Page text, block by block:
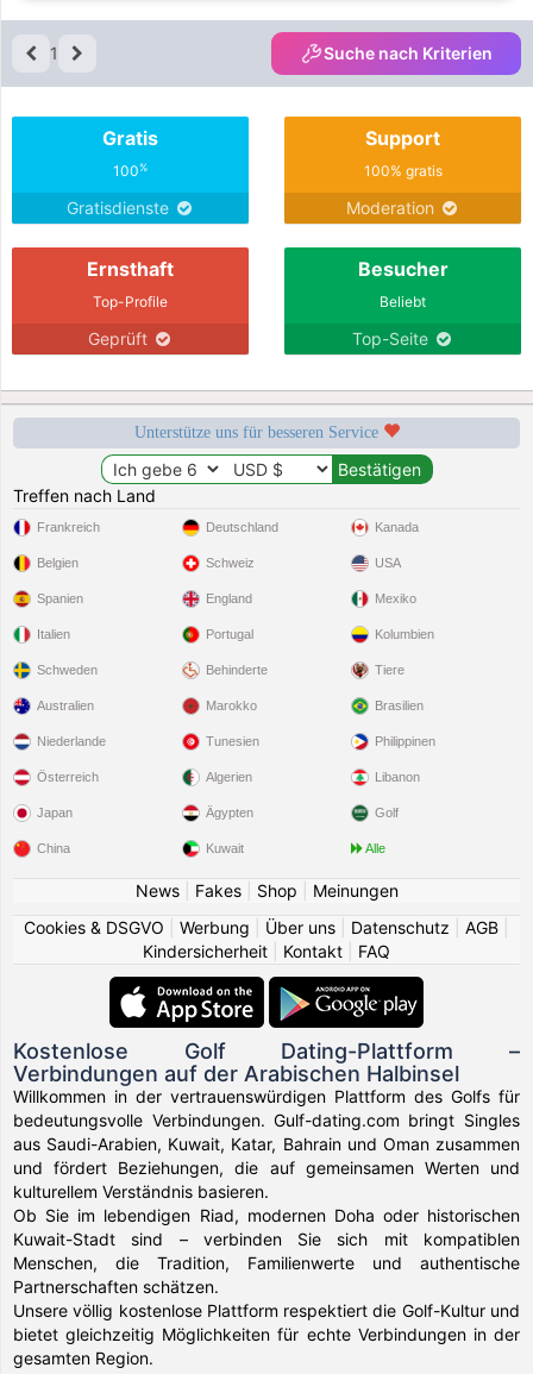
1 Suche nach Kriterien
Gratis
100%
Gratisdienste
Support
100% gratis
Moderation
Ernsthaft
Top-Profile
Geprüft
Besucher
Beliebt
Top-Seite
Unterstütze uns für besseren Service
Treffen nach Land
Frankreich
Belgien
Spanien
Italien
Schweden
Deutschland
Schweiz
England
Portugal
Behinderte
Kanada
USA
Mexiko
Kolumbien
Tiere
Australien
Niederlande
Österreich
Japan
China
Marokko
Tunesien
Algerien
Ägypten
Kuwait
Brasilien
Philippinen
Libanon
Golf
Alle
News| Fakes| Shop
Meinungen
Cookies & DSGVO
Werbung Über uns Datenschutz AGB
Kindersicherheit
Kontakt FAQ
Kostenlose Golf Dating-Plattform –
Verbindungen auf der Arabischen Halbinsel
Willkommen in der vertrauenswürdigen Plattform des Golfs für
bedeutungsvolle Verbindungen. Gulf-dating.com bringt Singles
aus Saudi-Arabien, Kuwait, Katar, Bahrain und Oman zusammen
und fördert Beziehungen, die auf gemeinsamen Werten und
kulturellem Verständnis basieren.
Ob Sie im lebendigen Riad, modernen Doha oder historischen
Kuwait-Stadt sind – verbinden Sie sich mit kompatiblen
Menschen, die Tradition, Familienwerte und authentische
Partnerschaften schätzen.
Unsere völlig kostenlose Plattform respektiert die Golf-Kultur und
bietet gleichzeitig Möglichkeiten für echte Verbindungen in der
gesamten Region.